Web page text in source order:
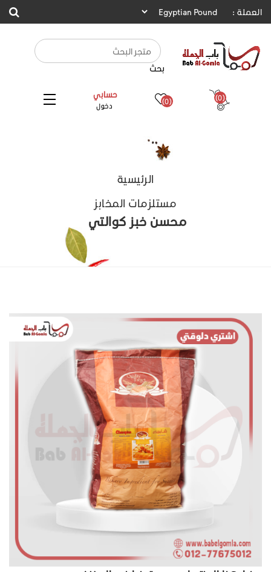
العملة :
بحث
حسابي
دخول (0) (0)
الرئيسية
مستلزمات المخابز
محسن خبز كوالتي